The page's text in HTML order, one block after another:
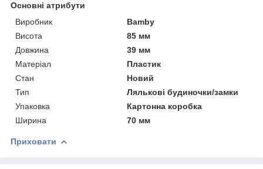
Основні атрибути
Виробник
Bamby
Висота
85 мм
Довжина
39 мм
Матеріал
Пластик
Стан
Новий
Тип
Лялькові будиночки/замки
Упаковка
Картонна коробка
Ширина
70 мм
Приховати